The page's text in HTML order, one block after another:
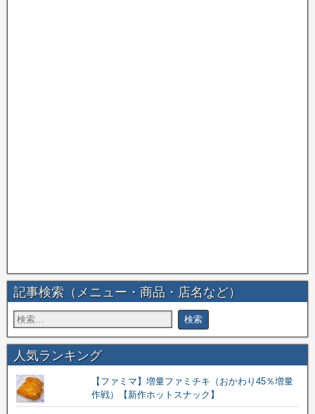
記事検索（メニュー・商品・店名など）
人気ランキング
【ファミマ】増量ファミチキ（おかわり45％増量
作戦）【新作ホットスナック】